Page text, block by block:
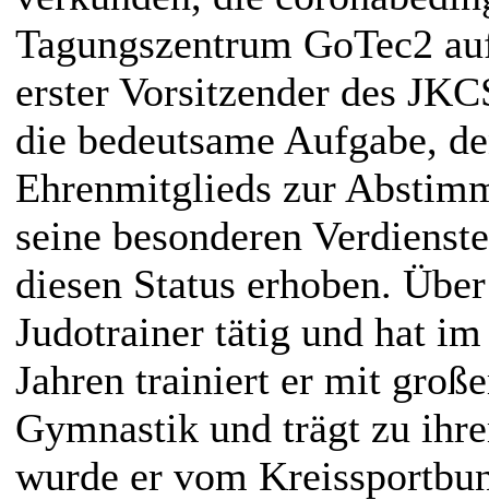
Tagungszentrum GoTec2
erster Vorsitzender des
die bedeutsame Aufgabe,
Ehrenmitglieds zur
seine besonderen
diesen Status erhoben.
Judotrainer tätig und hat
Jahren trainiert er mit
Gymnastik und trägt zu
wurde er vom